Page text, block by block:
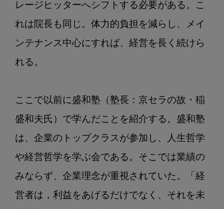
レージヒッターへシフトする必要がある。こ
れは院長も同じ。体力的負担を減らし、メイ
ンテナンス中心にすれば、経営を長く続けら
れる。
ここで以前に盛和塾（塾長：京セラの故・稲
盛和夫氏）で学んだことを紹介する。盛和塾
は、企業のトップクラスが参加し、人生哲学
や経営哲学を学ぶ会である。そこでは業績の
みならず、企業理念が重視されていた。「経
営者は，利益をあげるだけでなく、それを未